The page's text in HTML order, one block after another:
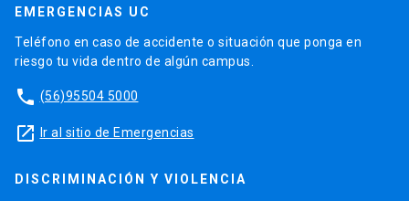
EMERGENCIAS UC
Teléfono en caso de accidente o situación que ponga en
riesgo tu vida dentro de algún campus.
phone (56)95504 5000
launch Ir al sitio de Emergencias
DISCRIMINACIÓN Y VIOLENCIA